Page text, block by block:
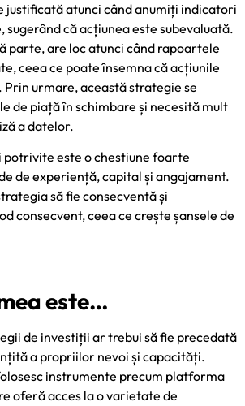
justificată atunci când anumiți indicatori
sugerând că acțiunea este subevaluată.
parte, are loc atunci când rapoartele
ceea ce poate însemna că acțiunile
Prin urmare, această strategie se
de piață în schimbare și necesită mult
a datelor.
este o chestiune foarte
de experiență, capital și angajament.
să fie consecventă și
consecvent, ceea ce crește șansele de
este…
de investiții ar trebui să fie precedată
a propriilor nevoi și capacități.
instrumente precum platforma
oferă acces la o varietate de